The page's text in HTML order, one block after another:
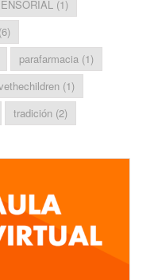
(1)
(6)
parafarmacia (1)
(1)
tradición (2)